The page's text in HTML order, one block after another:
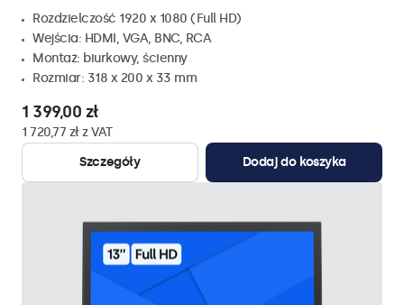
Rozdzielczość 1920 x 1080 (Full HD)
Wejścia: HDMI, VGA, BNC, RCA
Montaż: biurkowy, ścienny
Rozmiar: 318 x 200 x 33 mm
1 399,00 zł
1 720,77 zł z VAT
Szczegóły
Dodaj do koszyka